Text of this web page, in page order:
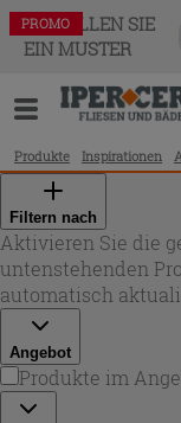
BESTELLEN SIE
EIN MUSTER
Produkte Inspirationen
Filtern nach
Aktivieren Sie die
untenstehenden
automatisch
Angebot
Produkte im
PROMO